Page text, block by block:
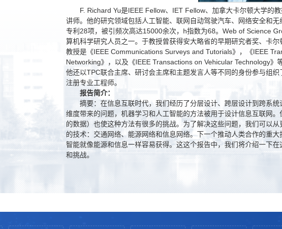
F. Richard Yu是IEEE Fellow、IET Fellow、加拿大卡尔顿大学的
讲师。他的研究领域包括人工智能、联网自动驾驶汽车、网络安全和
专利28项，被引频次高达15000余次，h指数为68。Web of Science
算机科学研究人员之一。于教授曾获得安大略省的早期研究者奖、卡
教授是《IEEE Communications Surveys and Tutorials》，《IEEE
Networking》，以及《IEEE Transactions on Vehicular Technology》
他还以TPC联合主席、研讨会主席和主题发言人等不同的身份参与组
注册专业工程师。
报告简介：
摘要：在信息互联时代，我们经历了分层设计、跨层设计到跨系
维度带来的问题，机器学习和人工智能的方法被用于设计信息互联网
的数据）也使这种方法有很多的挑战。为了解决这些问题，我们可以
的技术：交通网络、能源网络和信息网络。下一个推动人类合作的重
智能就像能源和信息一样容易获得。这这个报告中，我们将介绍一下
和挑战。